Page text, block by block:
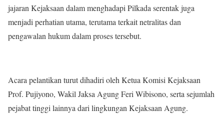
jajaran Kejaksaan dalam menghadapi Pilkada serentak juga
menjadi perhatian utama, terutama terkait netralitas dan
pengawalan hukum dalam proses tersebut.
Acara pelantikan turut dihadiri oleh Ketua Komisi Kejaksaan
Prof. Pujiyono, Wakil Jaksa Agung Feri Wibisono, serta sejumlah
pejabat tinggi lainnya dari lingkungan Kejaksaan Agung.